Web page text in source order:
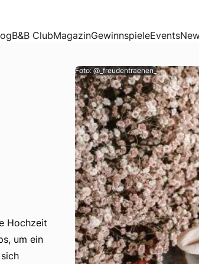
B&B ClubMagazinGewinnspieleEvents
im Einklang mit Flora und
Hochzeit
um ein
Foto: @_freudentraenen_